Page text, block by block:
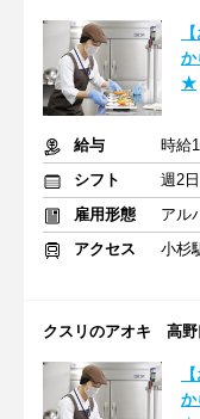
か
★
給与
時給
シフト
週2
雇用形態
アル
アクセス
小杉
クスリのアオキ 高野
か